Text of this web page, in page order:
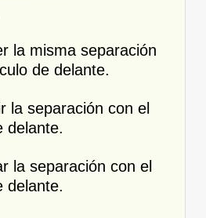
la misma separación
de delante.
la separación con el
delante.
la separación con el
delante.